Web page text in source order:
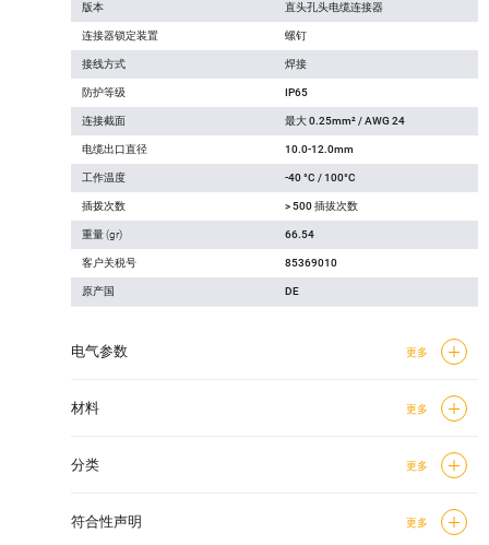
版本 直头孔头电缆连接器
连接器锁定装置 螺钉
接线方式 焊接
防护等级 IP65
连接截面 最大 0.25mm² / AWG 24
电缆出口直径 10.0-12.0mm
工作温度 -40 °C / 100°C
插拨次数 > 500 插拔次数
重量 (gr) 66.54
客户关税号 85369010
原产国 DE
电气参数 更多
材料 更多
分类 更多
符合性声明 更多